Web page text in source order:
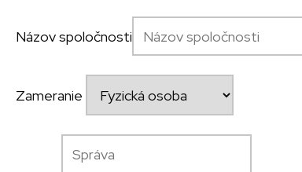
Názov spoločnosti
Zameranie